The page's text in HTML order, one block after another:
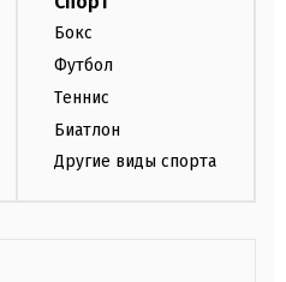
Бокс
Футбол
Теннис
Биатлон
Другие виды спорта